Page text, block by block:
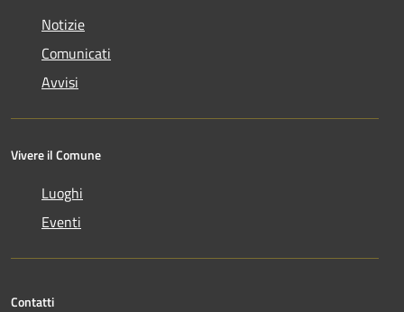
Notizie
Comunicati
Avvisi
Vivere il Comune
Luoghi
Eventi
Contatti